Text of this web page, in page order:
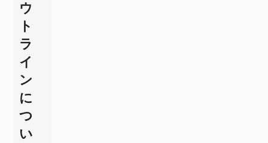
ウ
ト
ラ
イ
ン
に
つ
い